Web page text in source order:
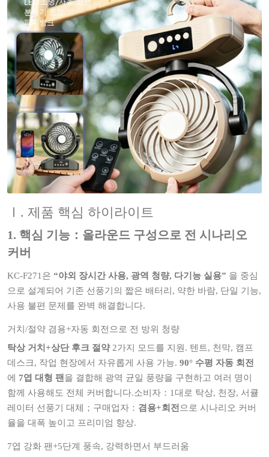
Ⅰ. 제품 핵심 하이라이트
1. 핵심 기능：올라운드 구성으로 전 시나리오
커버
KC‑F271은 “야외 장시간 사용, 광역 청량, 다기능 실용” 을 중심
으로 설계되어 기존 선풍기의 짧은 배터리, 약한 바람, 단일 기능,
사용 불편 문제를 완벽 해결합니다.
거치/절약 겸용+자동 회전으로 전 방위 청량
탁상 거치+상단 후크 절약2가지 모드를 지원. 텐트, 천막, 캠프
데스크, 작업 현장에서 자유롭게 사용 가능. 90° 수평 자동 회전
에 7엽 대형 팬 을 결합해 광역 균일 풍량을 구현하고 여러 명이
함께 사용해도 전체 커버합니다.소비자：1대로 탁상, 천장, 서큘
레이터 선풍기 대체；구매업자： 겸용+회전 으로 시나리오 커버
율을 대폭 높이고 프리미엄 향상.
7엽 강화 팬+5단계 풍속, 강력하면서 부드러움